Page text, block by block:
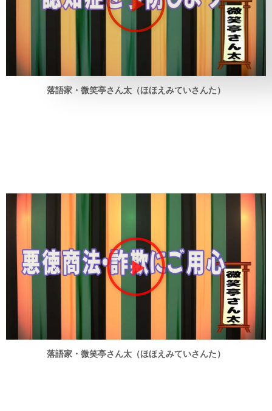
再
落語家・微笑亭さん太（ほほえみていさんた）
画
再
落語家・微笑亭さん太（ほほえみていさんた）